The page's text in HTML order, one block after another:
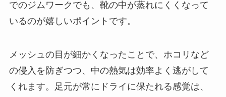
でのジムワークでも、靴の中が蒸れにくくなって
いるのが嬉しいポイントです。
メッシュの目が細かくなったことで、ホコリなど
の侵入を防ぎつつ、中の熱気は効率よく逃がして
くれます。足元が常にドライに保たれる感覚は、